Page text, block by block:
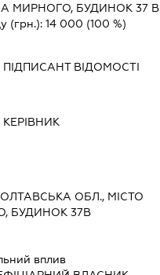
МИРНОГО, БУДИНОК 37 В
(грн.): 14 000 (100 %)
ПІДПИСАНТВІДОМОСТІ
КЕРІВНИК
ОБЛ., МІСТО
БУДИНОК 37В
вплив